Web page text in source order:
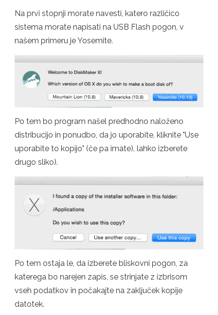
Na prvi stopnji morate navesti, katero različico
sistema morate napisati na USB Flash pogon, v
našem primeru je Yosemite.
Po tem bo program našel predhodno naloženo
distribucijo in ponudbo, da jo uporabite, kliknite "Use
uporabite to kopijo" (če pa imate), lahko izberete
drugo sliko).
Po tem ostaja le, da izberete bliskovni pogon, za
katerega bo narejen zapis, se strinjate z izbrisom
vseh podatkov in počakajte na zaključek kopije
datotek.